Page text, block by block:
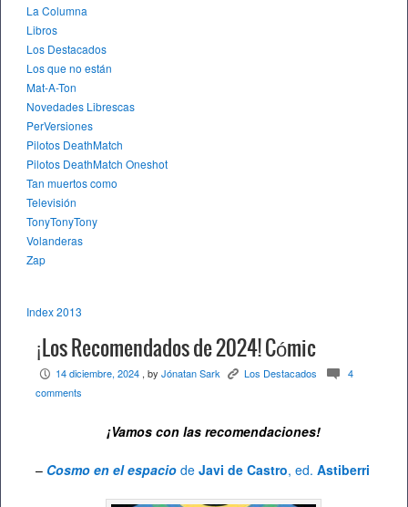
La Columna
Libros
Los Destacados
Los que no están
Mat-A-Ton
Novedades Librescas
PerVersiones
Pilotos DeathMatch
Pilotos DeathMatch Oneshot
Tan muertos como
Televisión
TonyTonyTony
Volanderas
Zap
Index 2013
¡Los Recomendados de 2024! Cómic
P 14 diciembre, 2024 , by Jónatan Sark K Los Destacados c 4
comments
¡Vamos con las recomendaciones!
– Cosmo en el espacio de Javi de Castro, ed. Astiberri